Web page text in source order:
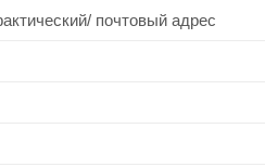
почтовый адрес